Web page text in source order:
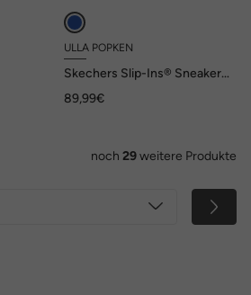
ULLA POPKEN
Skechers Slip-Ins® Sneaker,
89,99€
noch 29weitere Produkte